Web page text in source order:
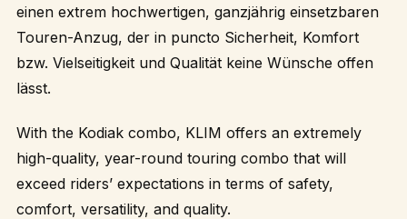
einen extrem hochwertigen, ganzjährig einsetzbaren
Touren-Anzug, der in puncto Sicherheit, Komfort
bzw. Vielseitigkeit und Qualität keine Wünsche offen
lässt.
With the Kodiak combo, KLIM offers an extremely
high-quality, year-round touring combo that will
exceed riders’ expectations in terms of safety,
comfort, versatility, and quality.